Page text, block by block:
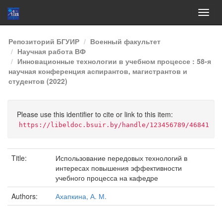
Skip
navigation
Репозиторий БГУИР
Военный факультет
Научная работа ВФ
Инновационные технологии в учебном процессе : 58-я
научная конференция аспирантов, магистрантов и
студентов (2022)
Please use this identifier to cite or link to this item:
https://libeldoc.bsuir.by/handle/123456789/46841
Title:
Использование передовых технологий в
интересах повышения эффективности
учебного процесса на кафедре
Authors:
Ахапкина, А. М.